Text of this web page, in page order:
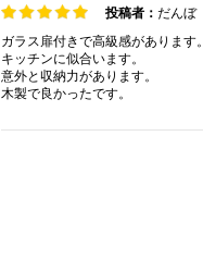
投稿者： だんぼ
ガラス扉付きで高級感があります。
キッチンに似合います。
意外と収納力があります。
木製で良かったです。